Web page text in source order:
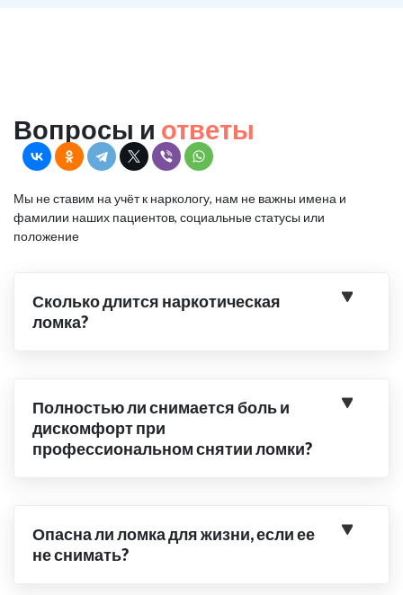
Вопросы и ответы
Мы не ставим на учёт к наркологу, нам не важны имена и
фамилии наших пациентов, социальные статусы или
положение
Сколько длится наркотическая
ломка?
Полностью ли снимается боль и
дискомфорт при
профессиональном снятии ломки?
Опасна ли ломка для жизни, если ее
не снимать?